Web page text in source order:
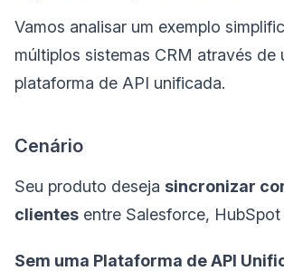
Vamos analisar um exemplo
múltiplos sistemas CRM através de
plataforma de API unificada.
Cenário
Seu produto deseja sincronizar
clientes entre Salesforce, HubSpot
Sem uma Plataforma de API